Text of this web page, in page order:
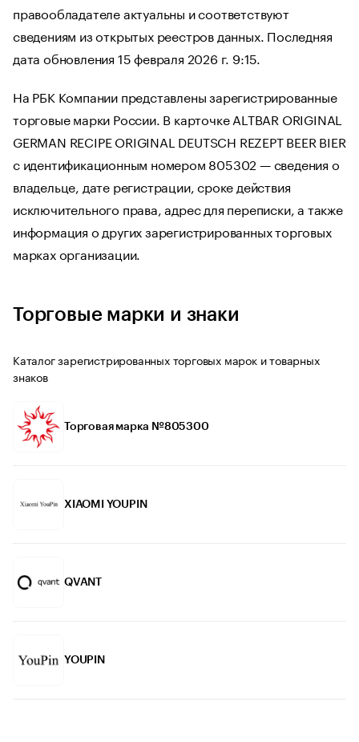
правообладателе актуальны и соответствуют
сведениям из открытых реестров данных. Последняя
дата обновления 15 февраля 2026 г. 9:15.
На РБК Компании представлены зарегистрированные
торговые марки России. В карточке ALTBAR ORIGINAL
GERMAN RECIPE ORIGINAL DEUTSCH REZEPT BEER BIER
с идентификационным номером 805302 — сведения о
владельце, дате регистрации, сроке действия
исключительного права, адрес для переписки, а также
информация о других зарегистрированных торговых
марках организации.
Торговые марки и знаки
Каталог зарегистрированных торговых марок и товарных
знаков
Торговая марка №805300
XIAOMI YOUPIN
QVANT
YOUPIN